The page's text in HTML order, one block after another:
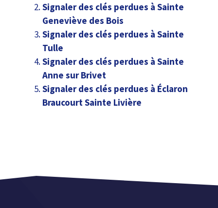
Signaler des clés perdues à Sainte
Geneviève des Bois
Signaler des clés perdues à Sainte
Tulle
Signaler des clés perdues à Sainte
Anne sur Brivet
Signaler des clés perdues à Éclaron
Braucourt Sainte Livière